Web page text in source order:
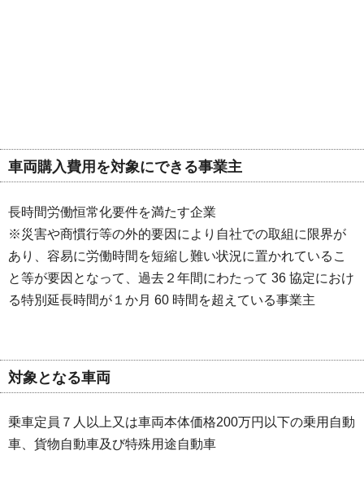
車両購入費用を対象にできる事業主
長時間労働恒常化要件を満たす企業
※災害や商慣行等の外的要因により自社での取組に限界が
あり、容易に労働時間を短縮し難い状況に置かれているこ
と等が要因となって、過去２年間にわたって 36 協定におけ
る特別延長時間が１か月 60 時間を超えている事業主
対象となる車両
乗車定員７人以上又は車両本体価格200万円以下の乗用自動
車、貨物自動車及び特殊用途自動車